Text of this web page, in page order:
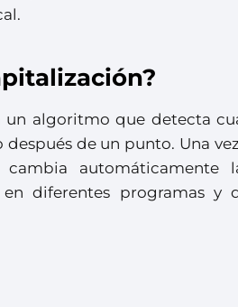
algoritmo que detecta
de un punto. Una
cambia automáticamente
diferentes programas y